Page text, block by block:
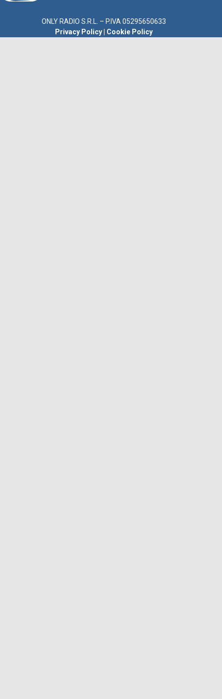
ONLY RADIO S.R.L. – P.IVA 05295650633
Privacy Policy
Cookie Policy